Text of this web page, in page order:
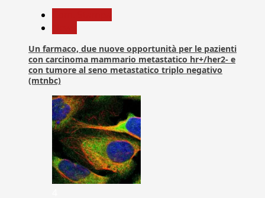
Un farmaco, due nuove opportunità per le pazienti
con carcinoma mammario metastatico hr+/her2- e
con tumore al seno metastatico triplo negativo
(mtnbc)